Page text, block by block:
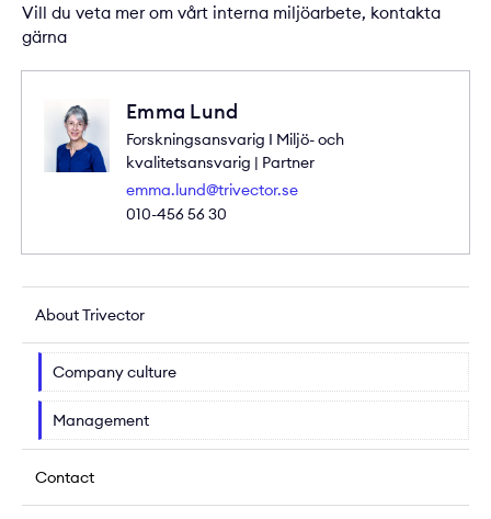
About Trivector
Company culture
Management
Contact
Vill du veta mer om vårt interna miljöarbete, kontakta
gärna
Emma Lund
Forskningsansvarig I Miljö- och
kvalitetsansvarig | Partner
emma.lund@trivector.se
010-456 56 30